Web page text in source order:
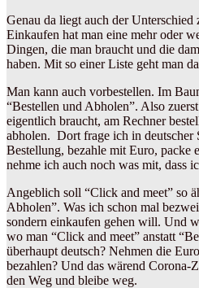
Genau da liegt auch der
Einkaufen hat man eine mehr oder
Dingen, die man braucht und die
haben. Mit so einer Liste geht man
Man kann auch vorbestellen. Im
“Bestellen und Abholen”. Also
eigentlich braucht, am Rechner
abholen. Dort frage ich in deutscher
Bestellung, bezahle mit Euro, packe
nehme ich auch noch was mit, dass
Angeblich soll “Click and meet” so
Abholen”. Was ich schon mal
sondern einkaufen gehen will. Und
wo man “Click and meet” anstatt
überhaupt deutsch? Nehmen die
bezahlen? Und das wärend Corona-
den Weg und bleibe weg.